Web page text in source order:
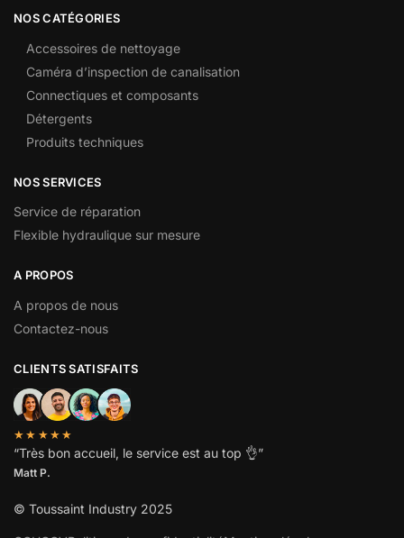
NOS CATÉGORIES
Accessoires de nettoyage
Caméra d’inspection de canalisation
Connectiques et composants
Détergents
Produits techniques
NOS SERVICES
Service de réparation
Flexible hydraulique sur mesure
A PROPOS
A propos de nous
Contactez-nous
CLIENTS SATISFAITS
★★★★★
“Très bon accueil, le service est au top 👌”
Matt P.
© Toussaint Industry 2025